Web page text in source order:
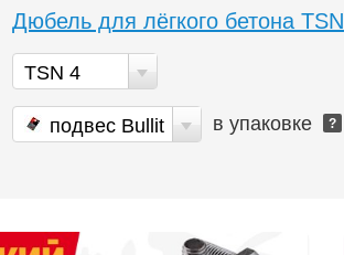
Дюбель для лёгкого бетона TSN
TSN 4
подвес Bullit в упаковке ?